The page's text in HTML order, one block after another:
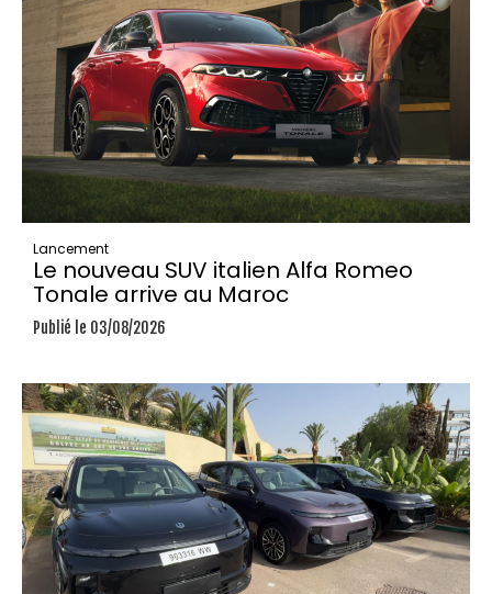
Lancement
Le nouveau SUV italien Alfa Romeo
Tonale arrive au Maroc
Publié le 03/08/2026